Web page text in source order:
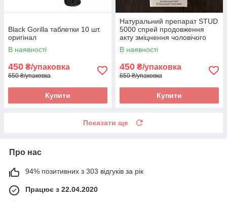
Black Gorilla таблетки 10 шт.
оригінал
В наявності
450 ₴/упаковка
650 ₴/упаковка
Купити
Натуральний препарат STUD
5000 спрей продовження
акту зміцнення чоловічого
здоров'я 2 оригінал
В наявності
450 ₴/упаковка
650 ₴/упаковка
Купити
Показати ще
Про нас
94% позитивних з 303 відгуків за рік
Працює з 22.04.2020